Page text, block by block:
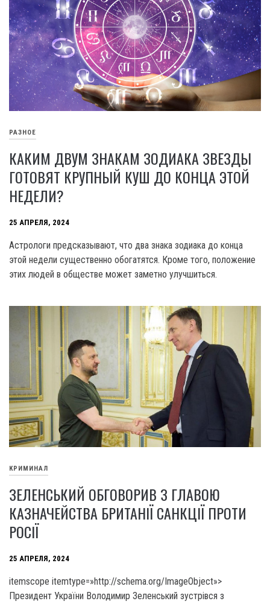
РАЗНОЕ
КАКИМ ДВУМ ЗНАКАМ ЗОДИАКА ЗВЕЗДЫ
ГОТОВЯТ КРУПНЫЙ КУШ ДО КОНЦА ЭТОЙ
НЕДЕЛИ?
25 АПРЕЛЯ, 2024
Астрологи предсказывают, что два знака зодиака до конца
этой недели существенно обогатятся. Кроме того, положение
этих людей в обществе может заметно улучшиться.
КРИМИНАЛ
ЗЕЛЕНСЬКИЙ ОБГОВОРИВ З ГЛАВОЮ
КАЗНАЧЕЙСТВА БРИТАНІЇ САНКЦІЇ ПРОТИ
РОСІЇ
25 АПРЕЛЯ, 2024
itemscope itemtype=»http://schema.org/ImageObject»>
Президент України Володимир Зеленський зустрівся з